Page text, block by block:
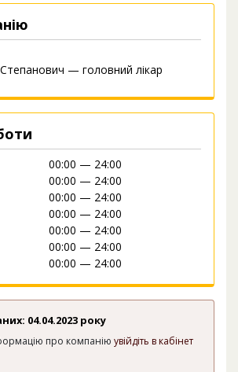
— головний лікар
00:00 — 24:00
00:00 — 24:00
00:00 — 24:00
00:00 — 24:00
00:00 — 24:00
00:00 — 24:00
00:00 — 24:00
04.04.2023 року
про компанію увійдіть в кабінет